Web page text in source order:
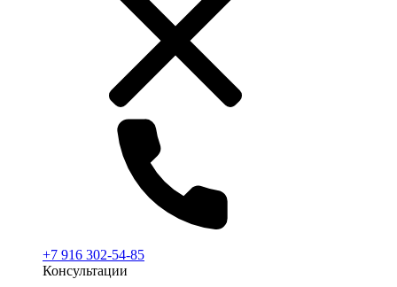
+7 916 302-54-85
Консультации